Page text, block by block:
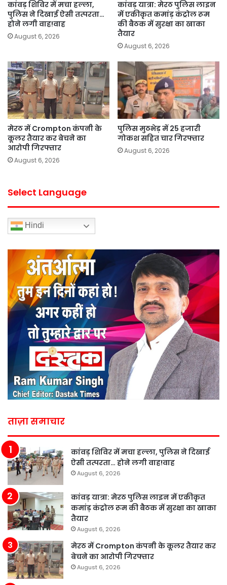
कांवड़ शिविर में मचा हल्ला,
पुलिस ने दिखाई ऐसी तत्परता…
होने लगी वाह!वाह
August 6, 2026
कांवड़ यात्रा: मेरठ पुलिस लाइन
में एकीकृत कमांड़ कंट्रोल रूम
की बैठक में सुरक्षा का खाका
तैयार
August 6, 2026
मेरठ में Crompton कंपनी के
कूलर तैयार कर बेचने का
आरोपी गिरफ्तार
August 6, 2026
पुलिस मुठभेड़ में 25 हजारी
गोकश सहित चार गिरफ्तार
August 6, 2026
Select Language
Hindi
ताज़ा समाचार
कांवड़ शिविर में मचा हल्ला, पुलिस ने दिखाई
ऐसी तत्परता… होने लगी वाह!वाह
August 6, 2026
कांवड़ यात्रा: मेरठ पुलिस लाइन में एकीकृत
कमांड़ कंट्रोल रूम की बैठक में सुरक्षा का खाका
तैयार
August 6, 2026
मेरठ में Crompton कंपनी के कूलर तैयार कर
बेचने का आरोपी गिरफ्तार
August 6, 2026